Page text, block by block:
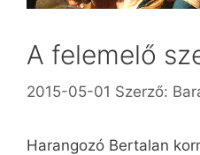
A felemelő
2015-05-01 Szerző:
Harangozó Bertalan